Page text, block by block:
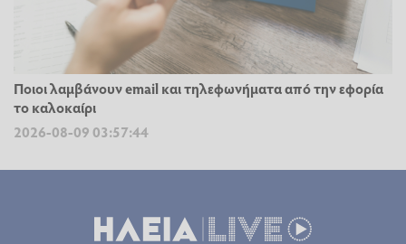
Ποιοι λαμβάνουν email και τηλεφωνήματα από την εφορία
το καλοκαίρι
2026-08-09 03:57:44